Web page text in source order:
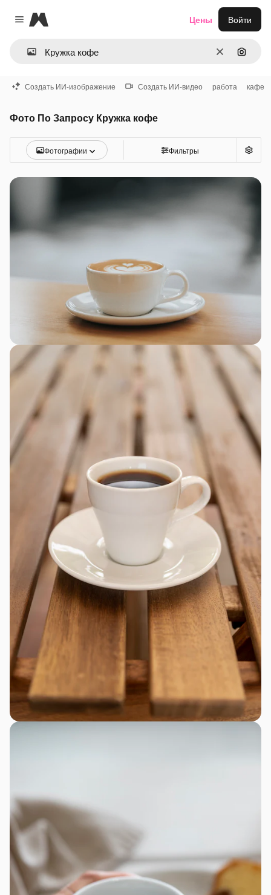
Close menu
Magnific
ОчиститьПоиск
Цены Войти
Создать ИИ-изображение Создать ИИ-видео работа кафе
Фото По Запросу Кружка кофе
Фотографии Фильтры